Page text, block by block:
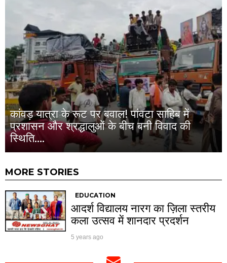
कांवड़ यात्रा के रूट पर बवाल! पांवटा साहिब में
प्रशासन और श्रद्धालुओं के बीच बनी विवाद की
स्थिति….
MORE STORIES
EDUCATION
आदर्श विद्यालय नारग का ज़िला स्तरीय
कला उत्सव में शानदार प्रदर्शन
5 years ago